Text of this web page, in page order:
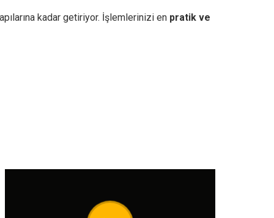
kadar getiriyor. İşlemlerinizi en pratik ve